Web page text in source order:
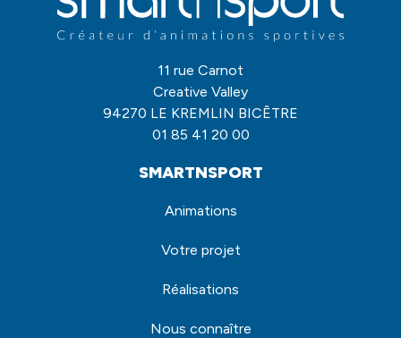
11 rue Carnot
Creative Valley
94270 LE KREMLIN BICÊTRE
01 85 41 20 00
SMARTNSPORT
Animations
Votre projet
Réalisations
Nous connaître